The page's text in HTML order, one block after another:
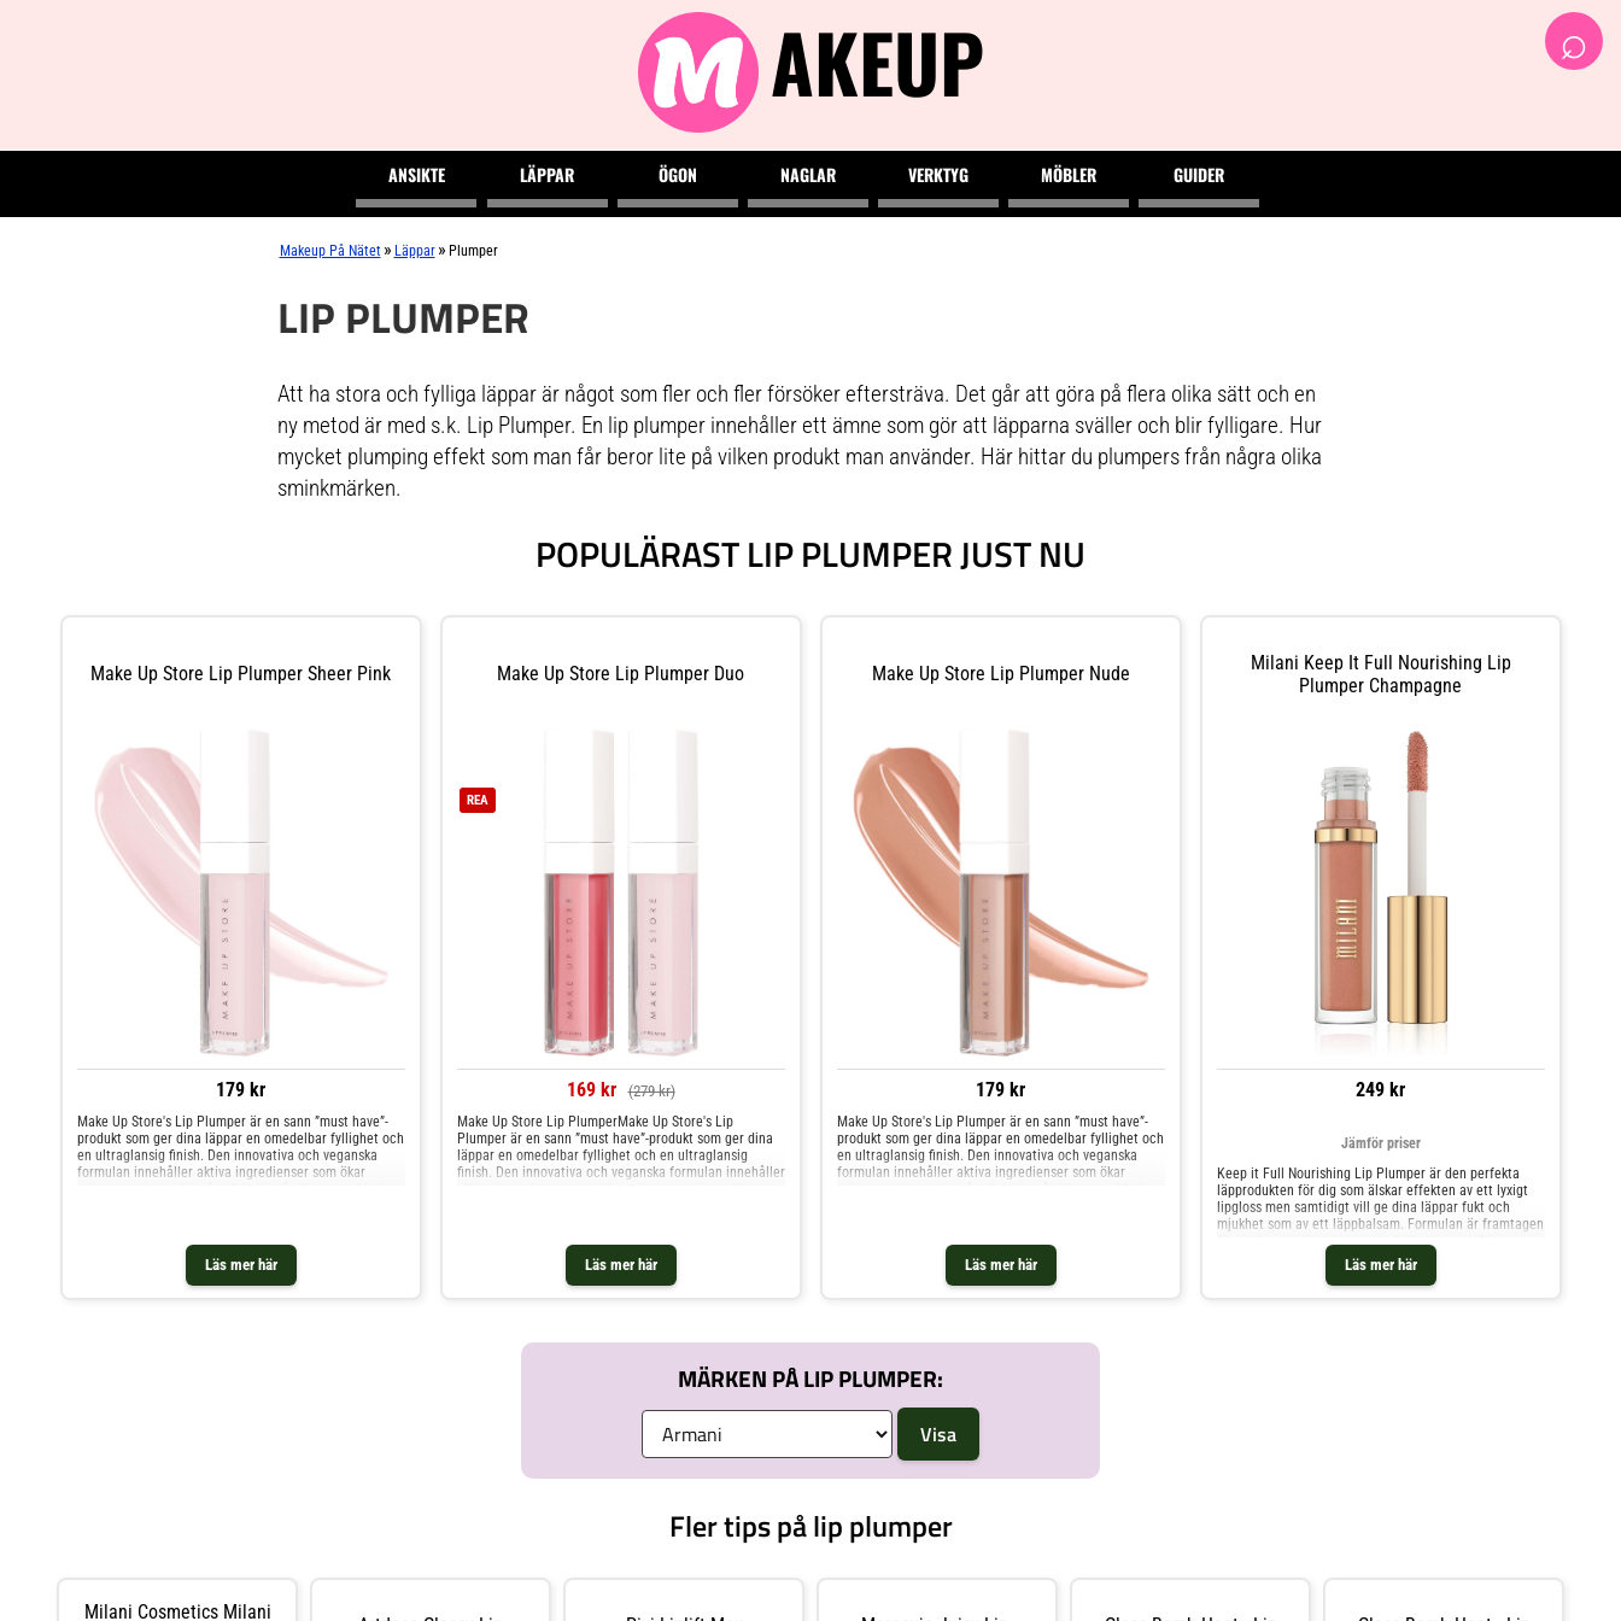
AKEUP ⌕
ANSIKTE LÄPPAR ÖGON NAGLAR VERKTYG MÖBLER GUIDER
Makeup På Nätet » Läppar » Plumper
LIP PLUMPER
Att ha stora och fylliga läppar är något som fler och fler försöker eftersträva. Det går att göra på flera olika sätt och en
ny metod är med s.k. Lip Plumper. En lip plumper innehåller ett ämne som gör att läpparna sväller och blir fylligare. Hur
mycket plumping effekt som man får beror lite på vilken produkt man använder. Här hittar du plumpers från några olika
sminkmärken.
POPULÄRAST LIP PLUMPER JUST NU
Make Up Store Lip Plumper Sheer Pink
179 kr
Läs mer här
Make Up Store's Lip Plumper är en sann ”must have”-
produkt som ger dina läppar en omedelbar fyllighet och
en ultraglansig finish. Den innovativa och veganska
formulan innehåller aktiva ingredienser som ökar
utan även långsiktiga fördelar. Lip Plumpern har
nämligen en innovativ teknologi, där läppvolymen
förbättras med 40% och ökar återfuktningen med 60%
Make Up Store Lip Plumper Duo
REA
169 kr (279 kr)
Läs mer här
Make Up Store Lip PlumperMake Up Store's Lip
Plumper är en sann ”must have”-produkt som ger dina
läppar en omedelbar fyllighet och en ultraglansig
finish. Den innovativa och veganska formulan innehåller
resultat vid applicering (upp till 4 timmar) utan även
långsiktiga fördelar. Lip Plumpern har nämligen en
innovativ teknologi, där läppvolymen förbättras med
för vackra, fylliga och välmående läppar. Med tre olika
Berry - kan du hitta den perfekta nyansen för dig.
Användning: Applicera produkten med applikatorn på
under- och överläppen och gnugga de sedan mot
varandra. Produkten ger både kortsiktiga och
omedelbara resultat, såväl som långsiktiga fördelar.-
Vegansk -High shine/glossy finnish -Tillverkad i Italien 7
mlMake Up Store Lip PlumperMake Up Store's Lip
finish. Den innovativa och veganska formulan innehåller
aktiva ingredienser som ökar volymen och ger djup
Make Up Store Lip Plumper Nude
179 kr
Läs mer här
Make Up Store's Lip Plumper är en sann ”must have”-
produkt som ger dina läppar en omedelbar fyllighet och
en ultraglansig finish. Den innovativa och veganska
formulan innehåller aktiva ingredienser som ökar
utan även långsiktiga fördelar. Lip Plumpern har
nämligen en innovativ teknologi, där läppvolymen
förbättras med 40% och ökar återfuktningen med 60%
läppar. Med tre olika färgnyanser att välja mellan -
nyansen för dig. Användning: Applicera produkten med
applikatorn på under- och överläppen och gnugga de
sedan mot varandra. Produkten ger både kortsiktiga
och omedelbara resultat, såväl som långsiktiga
fördelar.-Vegansk -High shine/glossy finnish -Tillverkad i
Italien Make Up Store Lip Plumper Nude
Milani Keep It Full Nourishing Lip
Plumper Champagne
249 kr
Läs mer här
Jämför priser
Keep it Full Nourishing Lip Plumper är den perfekta
läpprodukten för dig som älskar effekten av ett lyxigt
lipgloss men samtidigt vill ge dina läppar fukt och
mjukhet som av ett läppbalsam. Formulan är framtagen
samtidigt som innehållet av hyaluronsyra bevarar fukt
och mjukhet för ett perfekt resultat dag efter dag.
Milani Keep It Full Nourishing Lip Plumper Champagne
MÄRKEN PÅ LIP PLUMPER:
Fler tips på lip plumper
Milani Cosmetics Milani